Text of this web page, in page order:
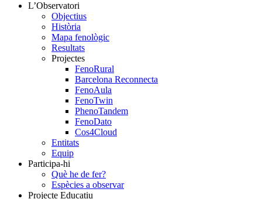
L’Observatori
Objectius
Història
Mapa fenològic
Resultats
Projectes
FenoRural
Barcelona Reconnecta
FenoAula
FenoTwin
PhenoTandem
FenoDato
Cos4Cloud
Entitats
Equip
Participa-hi
Què he de fer?
Espècies a observar
Projecte Educatiu